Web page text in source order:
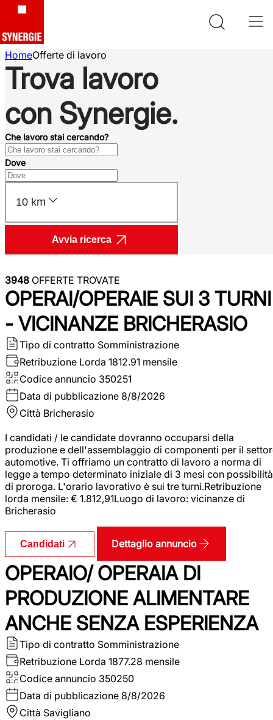
HomeOfferte di lavoro
Trova lavoro
con Synergie.
Che lavoro stai cercando?
Dove
10 km
Avvia ricerca
3948 OFFERTE TROVATE
OPERAI/OPERAIE SUI 3 TURNI
- VICINANZE BRICHERASIO
Tipo di contratto Somministrazione
Retribuzione Lorda 1812.91 mensile
Codice annuncio 350251
Data di pubblicazione 8/8/2026
Città Bricherasio
I candidati / le candidate dovranno occuparsi della
produzione e dell'assemblaggio di componenti per il
automotive. Ti offriamo un contratto di lavoro a norma di
legge a tempo determinato iniziale di 3 mesi con possibilità
di proroga. L'orario lavorativo è sui tre turni.Retribuzione
lorda mensile: € 1.812,91Luogo di lavoro: vicinanze di
Bricherasio
Candidati Dettaglio annuncio
OPERAIO/ OPERAIA DI
PRODUZIONE ALIMENTARE
ANCHE SENZA ESPERIENZA
Tipo di contratto Somministrazione
Retribuzione Lorda 1877.28 mensile
Codice annuncio 350250
Data di pubblicazione 8/8/2026
Città Savigliano